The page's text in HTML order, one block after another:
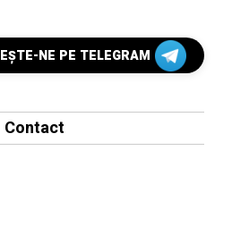
NE PE TELEGRAM
Contact